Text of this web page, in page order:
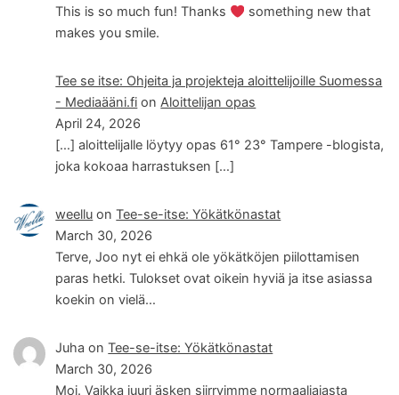
This is so much fun! Thanks
something new that
makes you smile.
Tee se itse: Ohjeita ja projekteja aloittelijoille Suomessa
- Mediaääni.fi onAloittelijan opas
April 24, 2026
[…] aloittelijalle löytyy opas 61° 23° Tampere -blogista,
joka kokoaa harrastuksen […]
weellu onTee-se-itse: Yökätkönastat
March 30, 2026
Terve, Joo nyt ei ehkä ole yökätköjen piilottamisen
paras hetki. Tulokset ovat oikein hyviä ja itse asiassa
koekin on vielä…
Juha onTee-se-itse: Yökätkönastat
March 30, 2026
Moi. Vaikka juuri äsken siirryimme normaaliajasta